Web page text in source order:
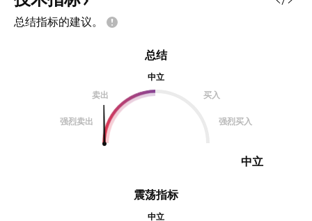
总结指标的建议。
震荡指标
中立
总结
中立
卖出
买入
强烈卖出 强烈买入
中立